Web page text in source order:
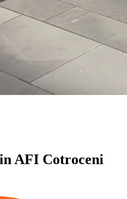
AFI Cotroceni